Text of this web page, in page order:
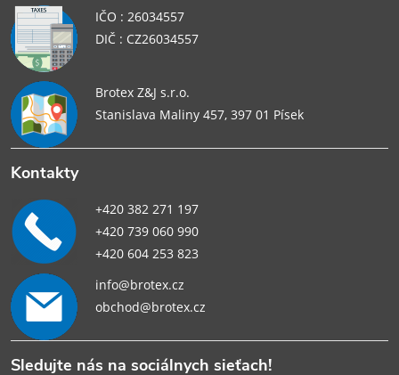
IČO : 26034557
DIČ : CZ26034557
Brotex Z&J s.r.o.
Stanislava Maliny 457, 397 01 Písek
Kontakty
+420 382 271 197
+420 739 060 990
+420 604 253 823
info@brotex.cz
obchod@brotex.cz
Sledujte nás na sociálnych sieťach!